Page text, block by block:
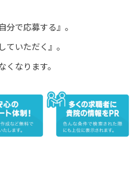
で応募する』。
いただく』。
くなります。